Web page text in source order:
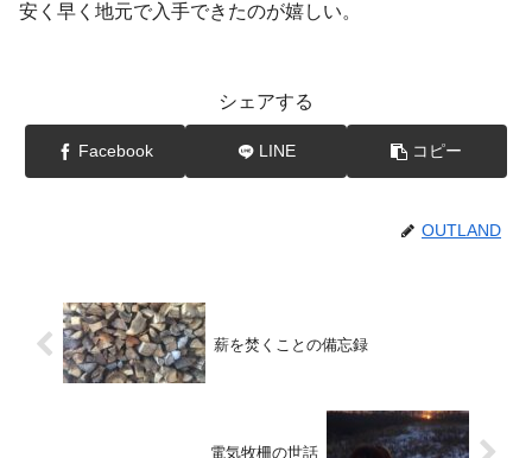
安く早く地元で入手できたのが嬉しい。
シェアする
Facebook LINE コピー
OUTLAND
薪を焚くことの備忘録
電気牧柵の世話